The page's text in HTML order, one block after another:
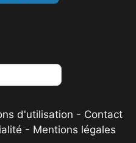
d'utilisation - Contact
- Mentions légales